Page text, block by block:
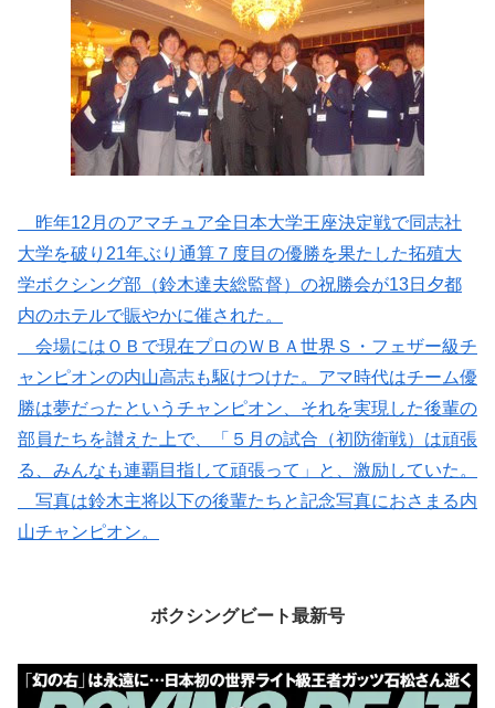
昨年12月のアマチュア全日本大学王座決定戦で同志社
大学を破り21年ぶり通算７度目の優勝を果たした拓殖大
学ボクシング部（鈴木達夫総監督）の祝勝会が13日夕都
内のホテルで賑やかに催された。
会場にはＯＢで現在プロのＷＢＡ世界Ｓ・フェザー級チ
ャンピオンの内山高志も駆けつけた。アマ時代はチーム優
勝は夢だったというチャンピオン、それを実現した後輩の
部員たちを讃えた上で、「５月の試合（初防衛戦）は頑張
る、みんなも連覇目指して頑張って」と、激励していた。
写真は鈴木主将以下の後輩たちと記念写真におさまる内
山チャンピオン。
ボクシングビート最新号